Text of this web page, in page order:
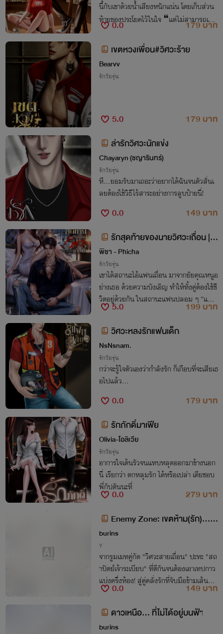
นี้กับเขาด้วยน้ำเสียงหนักแน่น โดยเก็บส่วน
ท้ายของประโยคไว้ในใจ ❝แต่ไม่สามารถเปลี่
ยนราคาที่ต้องจ่ายได้❞
0.0
179 บาท
เขตหวงเพื่อน#วิศวะร้าย
Bearvv
รักวัยรุ่น
5.0
179 บาท
ล่ารักวิศวะนักแข่ง
Chayaryn (ชญารินทร์)
รักวัยรุ่น
หึ...ยอมรับมาเถอะว่าอยากได้ฉันจนตัวสั่นเ
ลยต้องใช้วิธีไร้สาระอย่างการลูบป้ายนี่!
0.0
149 บาท
รักสุดท้ายของนายวิศวะเถื่อน | เ
ธียรxมินนี่
พิชา - Phicha
รักวัยรุ่น
เขาได้สถานะไอ้แฟนเถื่อน มาจากยัยคุณหนูอ
ย่างเธอ ด้วยความบังเอิญ ทำให้ทั้งคู่ต้องใช้ชี
วิตอยู่ด้วยกัน ในสถานะแฟนปลอม ๆ “แฟน
เถื่อน...ก็แฟนเธอ!"
5.0
199 บาท
วิศวะหลงรักแฟนเด็ก
NsNsnam.
รักวัยรุ่น
กว่าจะรู้ใจตัวเองว่ากำลังรัก ก็เกือบที่จะเสียเธ
อไปแล้ว...
0.0
179 บาท
รักภักดิ์มาเฟีย
Olivia-โอลิเวีย
รักวัยรุ่น
อาการใจเต้นรัวจนแทบหลุดออกมาข้างนอก
นี่ เรียกว่า ตกหลุมรัก ได้หรือเปล่า เดียชอบ
พี่กัปตันนะที่
0.0
279 บาท
Enemy Zone: เขตห้าม(รัก)...ฉ
บับคู่กัด
burins
Y
จากรูมเมทคู่กัด "วิศวะสายเถื่อน" ปะทะ "สถ
าปัตย์เจ้าระเบียบ" ที่ตีกันจนต้องเอาเทปกาว
แบ่งครึ่งห้อง! สู่คู่คลั่งรักที่จับมือข้ามเส้นมา
ก่อร่างสร้างเรือนหอ นิยายฟีลกู๊ดฮากระจาย
ฟินจิกหมอนขาด! #ไฟเหนือ
0.0
149 บาท
ดาวเหนือ... ที่ไม่ได้อยู่บนฟ้า
burins